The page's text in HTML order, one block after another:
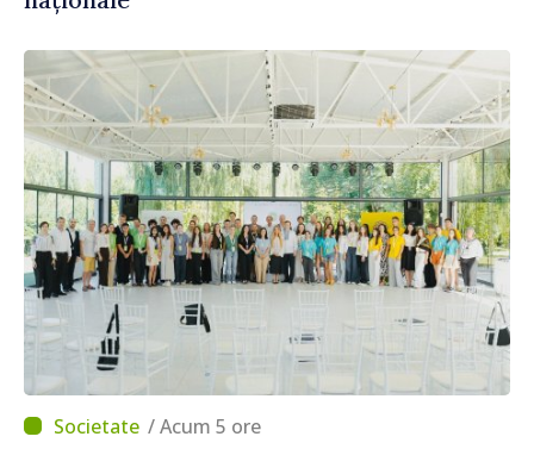
/ Acum 5 ore